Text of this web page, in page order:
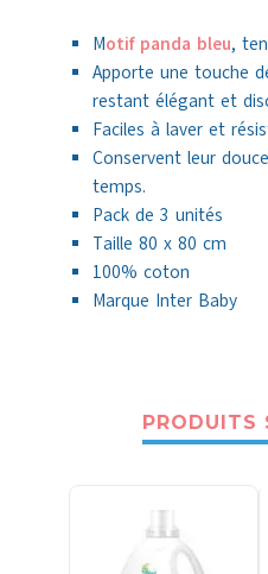
Motif panda bleu,
Apporte une touche
restant élégant et
Faciles à laver et
Conservent leur
temps.
Pack de 3 unités
Taille 80 x 80 cm
100% coton
Marque Inter Baby
PRODUITS